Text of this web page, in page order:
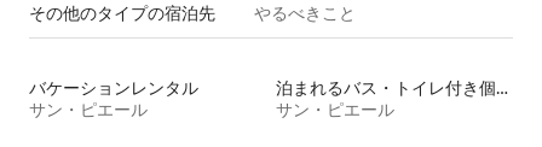
その他のタ⁠イ⁠プ⁠の宿⁠泊⁠先 やるべきこと
バケーションレンタル
サン・ピエール
泊まれるバス・トイレ付き個室
サン・ピエール